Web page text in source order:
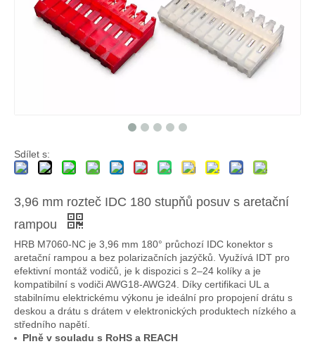
Sdílet s:
3,96 mm rozteč IDC 180 stupňů posuv s aretační
rampou
HRB M7060-NC je 3,96 mm 180° průchozí IDC konektor s
aretační rampou a bez polarizačních jazýčků. Využívá IDT pro
efektivní montáž vodičů, je k dispozici s 2–24 kolíky a je
kompatibilní s vodiči AWG18-AWG24. Díky certifikaci UL a
stabilnímu elektrickému výkonu je ideální pro propojení drátu s
deskou a drátu s drátem v elektronických produktech nízkého a
středního napětí.
Plně v souladu s RoHS a REACH